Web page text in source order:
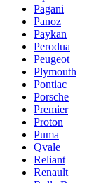
Pagani
Panoz
Paykan
Perodua
Peugeot
Plymouth
Pontiac
Porsche
Premier
Proton
Puma
Qvale
Reliant
Renault